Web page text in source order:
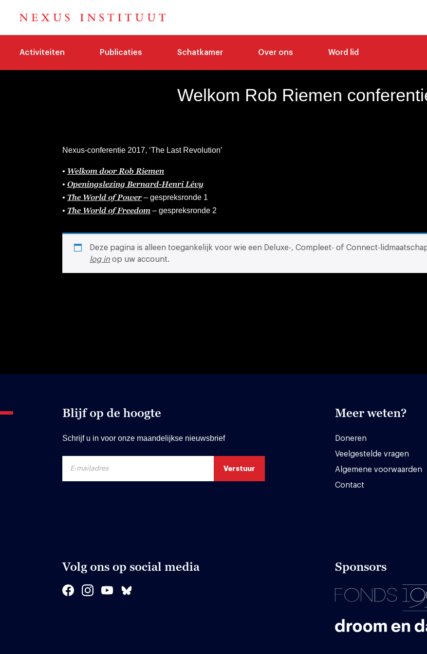
Activiteiten Publicaties Schatkamer Over ons Word lid
Welkom Rob Riemen
Nexus-conferentie 2017, ‘The Last Revolution’
• Welkom door Rob Riemen
• Openingslezing Bernard-Henri Lévy
• The World of Power – gespreksronde 1
• The World of Freedom – gespreksronde 2
Deze pagina is alleen toegankelijk voor wie een Deluxe-, Compleet- of Connect-
log in op uw account.
Blijf op de hoogte
Schrijf u in voor onze maandelijkse nieuwsbrief
Meer weten?
Doneren
Veelgestelde vragen
Algemene voorwaarden
Contact
Volg ons op social media Sponsors